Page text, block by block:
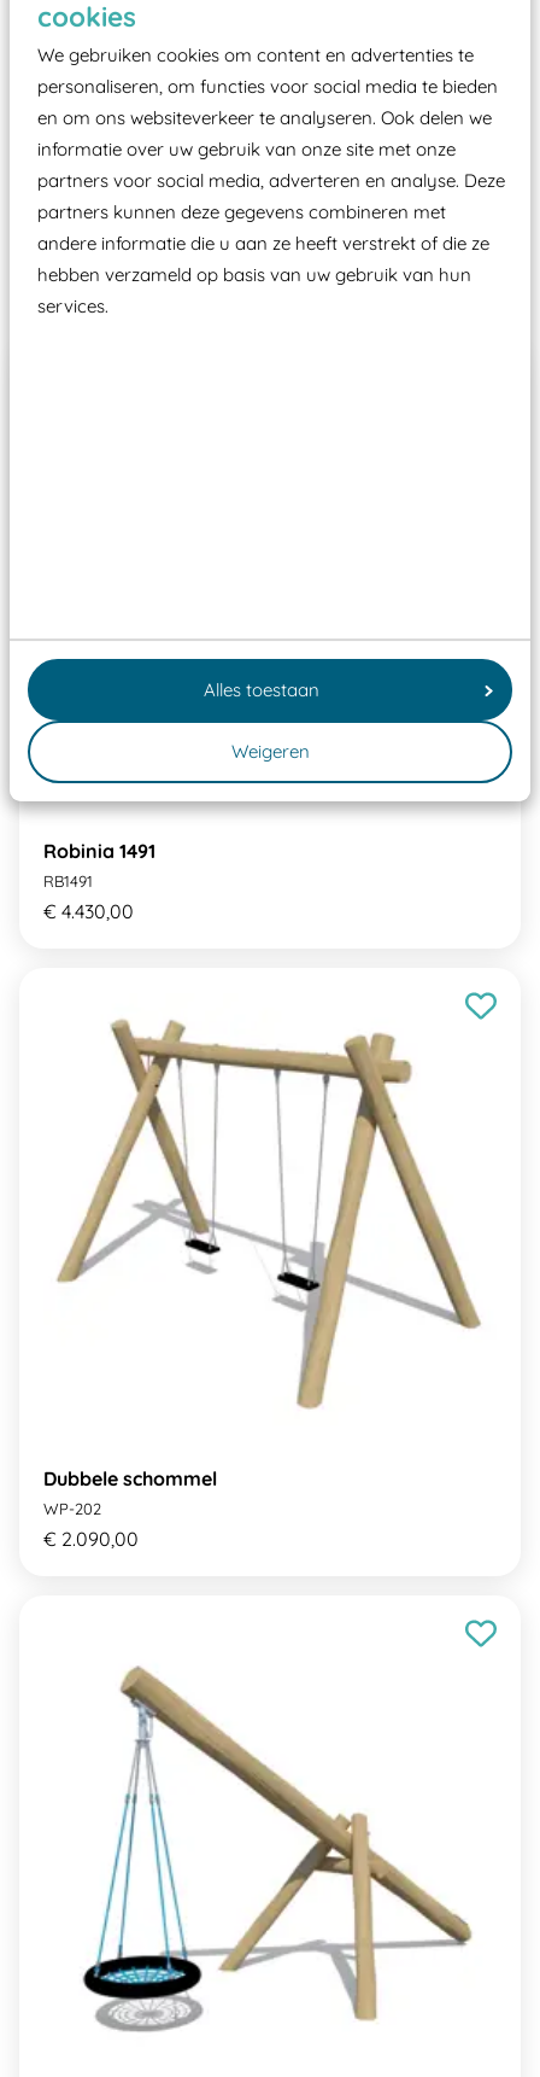
cookies
We gebruiken cookies om content en advertenties te
personaliseren, om functies voor social media te bieden
en om ons websiteverkeer te analyseren. Ook delen we
informatie over uw gebruik van onze site met onze
partners voor social media, adverteren en analyse. Deze
partners kunnen deze gegevens combineren met
andere informatie die u aan ze heeft verstrekt of die ze
hebben verzameld op basis van uw gebruik van hun
services.
Alles toestaan
Weigeren
moet zijn van een typekeuring, -plaatje en
certificering, uitgegeven door een Nederlands
aangewezen keuringsinstantie?
Wij ook speeltoestellen kunnen laten keuren zodat
ze toch binnen het Warenwetbesluit Attractie- en
Speeltoestellen vallen?
Past er goed bij
Robinia 1491
RB1491
€ 4.430,00
Dubbele schommel
WP-202
€ 2.090,00